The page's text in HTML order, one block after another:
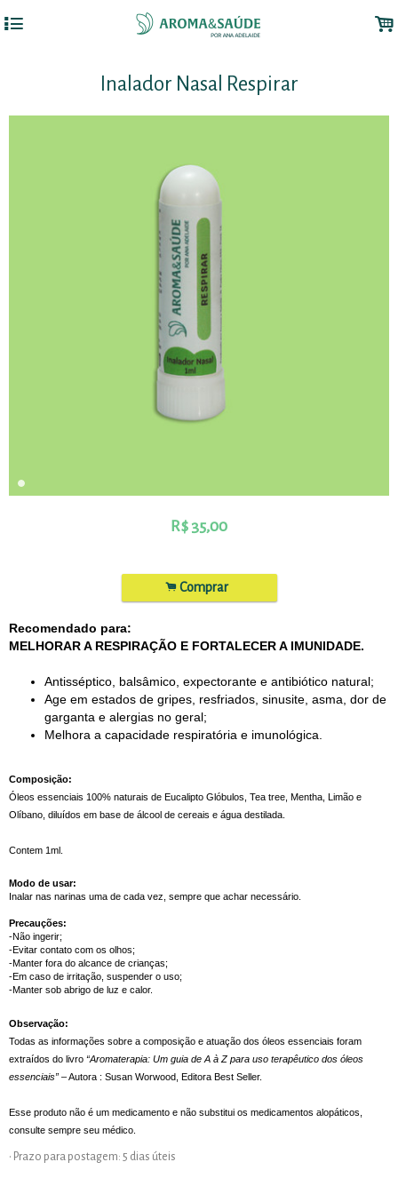
4 .
Inalador Nasal Respirar
R$ 35,00
.Comprar
Recomendado para:
MELHORAR A RESPIRAÇÃO E FORTALECER A IMUNIDADE.
Antisséptico, balsâmico, expectorante e antibiótico natural;
Age em estados de gripes, resfriados, sinusite, asma, dor de
garganta e alergias no geral;
Melhora a capacidade respiratória e imunológica.
Composição:
Óleos essenciais 100% naturais de Eucalipto Glóbulos, Tea tree, Mentha, Limão e
Olíbano, diluídos em base de álcool de cereais e água destilada.
Contem 1ml.
Modo de usar:
Inalar nas narinas uma de cada vez, sempre que achar necessário.
Precauções:
-Não ingerir;
-Evitar contato com os olhos;
-Manter fora do alcance de crianças;
-Em caso de irritação, suspender o uso;
-Manter sob abrigo de luz e calor.
Observação:
Todas as informações sobre a composição e atuação dos óleos essenciais foram
extraídos do livro “Aromaterapia: Um guia de A à Z para uso terapêutico dos óleos
essenciais” – Autora : Susan Worwood, Editora Best Seller.
Esse produto não é um medicamento e não substitui os medicamentos alopáticos,
consulte sempre seu médico.
• Prazo para postagem: 5 dias úteis